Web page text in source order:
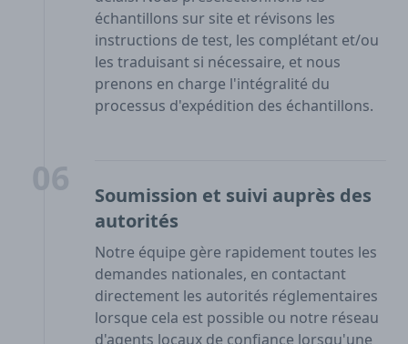
échantillons sur site et révisons les
instructions de test, les complétant et/ou
les traduisant si nécessaire, et nous
prenons en charge l'intégralité du
processus d'expédition des échantillons.
Soumission et suivi auprès des
autorités
Notre équipe gère rapidement toutes les
demandes nationales, en contactant
directement les autorités réglementaires
lorsque cela est possible ou notre réseau
d'agents locaux de confiance lorsqu'une